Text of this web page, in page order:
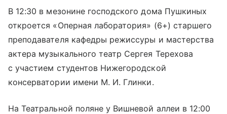
В 12:30 в мезонине господского дома Пушкиных
откроется «Оперная лаборатория» (6+) старшего
преподавателя кафедры режиссуры и мастерства
актера музыкального театр Сергея Терехова
с участием студентов Нижегородской
консерватории имени М. И. Глинки.
На Театральной поляне у Вишневой аллеи в 12:00